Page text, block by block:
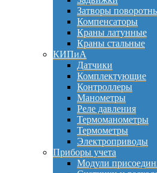
Затворы
Компенсаторы
Краны латунные
Краны стальные
КИПиА
Датчики
Комплектующие
Контроллеры
Манометры
Реле давления
Термоманометры
Термометры
Электроприводы
Приборы учета
Модули